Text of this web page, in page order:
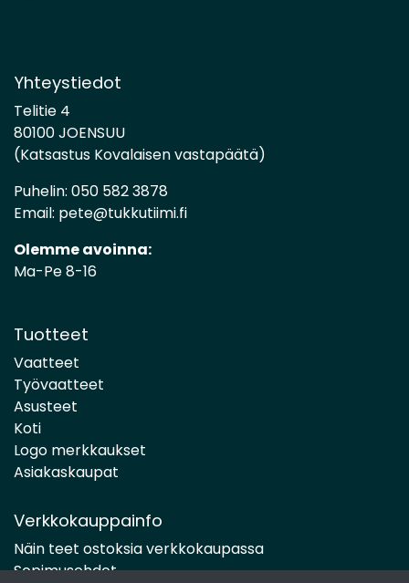
Yhteystiedot
Telitie 4
80100 JOENSUU
(Katsastus Kovalaisen vastapäätä)
Puhelin: 050 582 3878
Email: pete@tukkutiimi.fi
Olemme avoinna:
Ma-Pe 8-16
Tuotteet
Vaatteet
Työvaatteet
Asusteet
Koti
Logo merkkaukset
Asiakaskaupat
Verkkokauppainfo
Näin teet ostoksia verkkokaupassa
Sopimusehdot